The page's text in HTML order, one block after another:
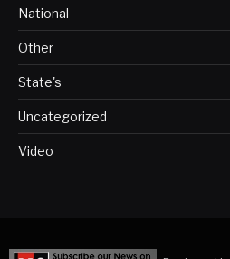
National
Other
State's
Uncategorized
Video